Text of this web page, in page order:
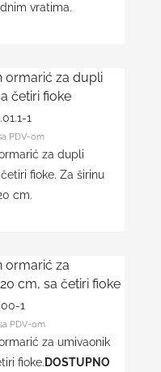
vratima.
ormarić za dupli
četiri fioke
1
PDV-om
za dupli
fioke. Za širinu
cm.
ormarić za
cm, sa četiri fioke
1
PDV-om
za umivaonik
fioke. DOSTUPNO